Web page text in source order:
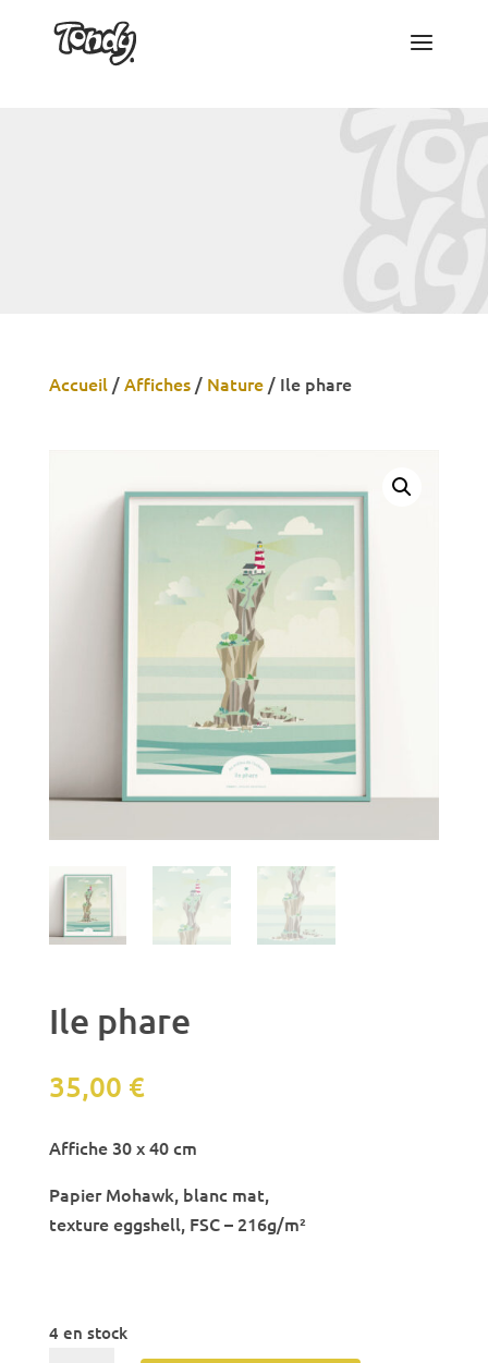
Accueil/Affiches/ Nature/ Ile phare
Ile phare
35,00 €
Affiche 30 x 40 cm
Papier Mohawk, blanc mat,
texture eggshell, FSC – 216g/m²
4 en stock